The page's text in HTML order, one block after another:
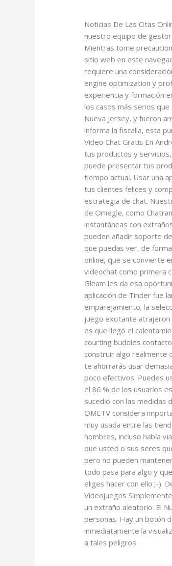
Noticias De Las Citas
nuestro equipo de
Mientras tome
sitio web en este
requiere una
engine optimization y
experiencia y formación
los casos más serios que
Nueva Jersey, y fueron
informa la fiscalía, esta
Video Chat Gratis En
tus productos y
puede presentar tus
tiempo actual. Usar una
tus clientes felices y
estrategia de chat.
de Omegle, como
instantáneas con
pueden añadir soporte
que puedas ver, de
online, que se convierte
videochat como primera
Gleam les da esa
aplicación de Tinder fue
emparejamiento, la
juego excitante atrajeron
es que llegó el
courting buddies
construir algo realmente
te ahorrarás usar
poco efectivos. Puedes
el 86 % de los usuarios
sucedió con las medidas
OMETV considera
muy usada entre las
hombres, incluso había
que usted o sus seres
pero no pueden
todo pasa para algo y
eliges hacer con ello ;-).
Videojuegos
un extraño aleatorio. El
personas. Hay un botón
inmediatamente la
a tales peligros
Citas
Online:
Tinder,
Bumble,
Metaversos,
Videochats
Y
Más